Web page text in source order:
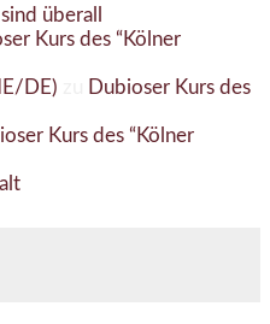
überall
Kurs des “Kölner
DE)
Dubioser Kurs des
Kurs des “Kölner